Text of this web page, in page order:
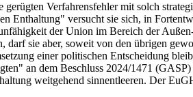
Verfahrensfehler mit solch
Enthaltung" versucht sie sich, in
der Union im Bereich der
darf sie aber, soweit von den übrigen
einer politischen Entscheidung
an dem Beschluss 2024/1471
weitgehend sinnentleeren. Der